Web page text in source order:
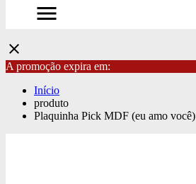
menu
close
A promoção expira em:
Início
produto
Plaquinha Pick MDF (eu amo você)